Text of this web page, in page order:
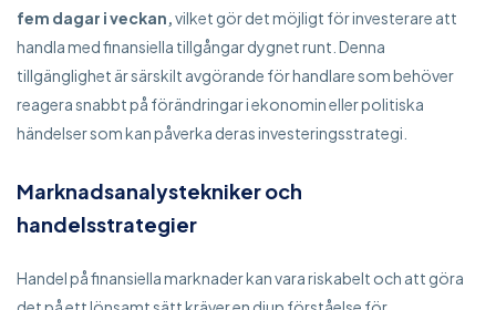
fem dagar i veckan,vilket gör det möjligt för investerare att
handla med finansiella tillgångar dygnet runt. Denna
tillgänglighet är särskilt avgörande för handlare som behöver
reagera snabbt på förändringar i ekonomin eller politiska
händelser som kan påverka deras investeringsstrategi.
Marknadsanalystekniker och
handelsstrategier
Handel på finansiella marknader kan vara riskabelt och att göra